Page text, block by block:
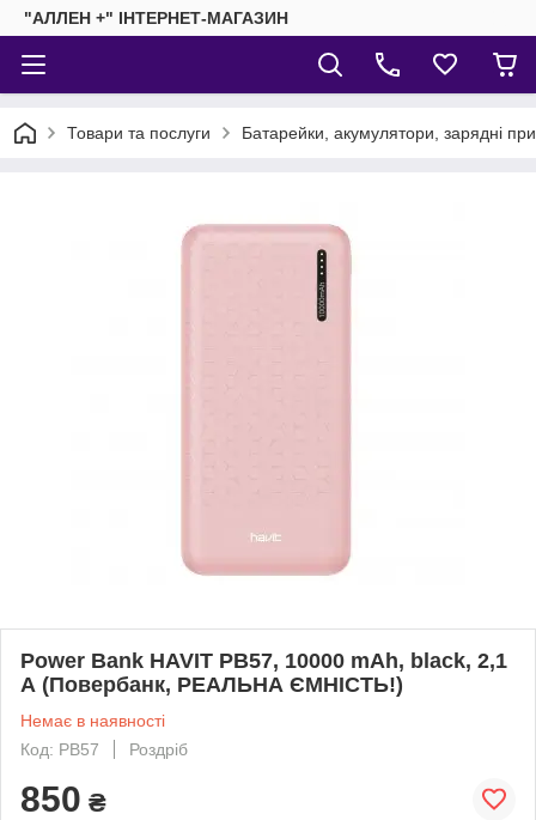
"АЛЛЕН +" ІНТЕРНЕТ-МАГАЗИН
Товари та послуги Батарейки, акумулятори, зарядні
Power Bank HAVIT PB57, 10000 mAh, black, 2,1
А (Повербанк, РЕАЛЬНА ЄМНІСТЬ!)
Немає в наявності
Код: PB57
Роздріб
850 ₴